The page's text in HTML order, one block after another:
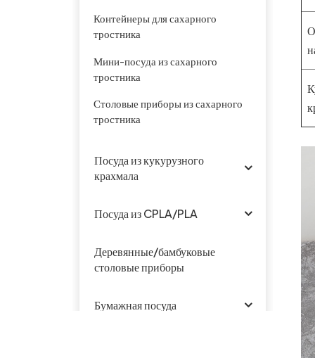
Контейнеры для сахарного
тростника
Мини-посуда из сахарного
тростника
Столовые приборы из сахарного
тростника
Посуда из кукурузного
крахмала
Посуда из CPLA/PLA
Деревянные/бамбуковые
столовые приборы
Бумажная посуда